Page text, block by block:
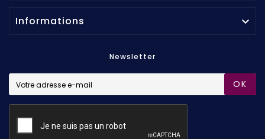
Informations 
Newsletter
OK